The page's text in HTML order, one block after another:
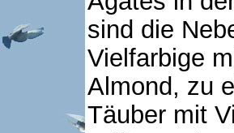
sind die
Vielfarbige
Almond, zu
Täuber mit